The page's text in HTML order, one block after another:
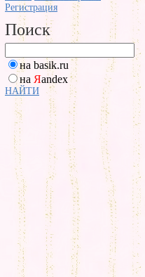
Регистрация
Поиск
на basik.ru
на Яandex
НАЙТИ